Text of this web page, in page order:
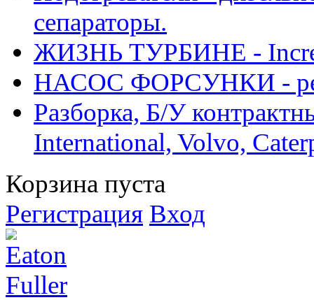
сепараторы.
ЖИЗНЬ ТУРБИНЕ -
НАСОС ФОРСУНКИ -
Разборка, Б/У
International, Volvo,
Корзина пуста
Регистрация Вход